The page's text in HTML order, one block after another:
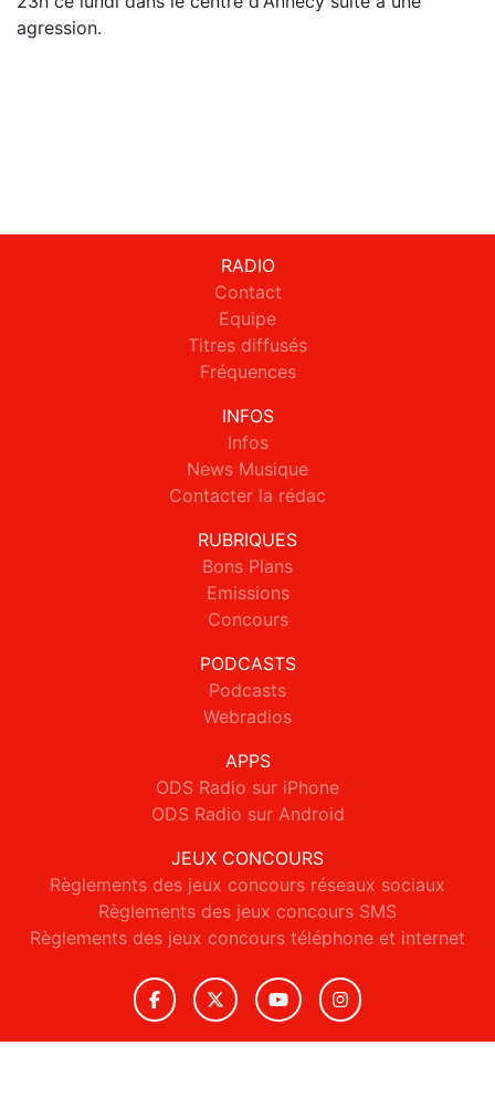
agression.
RADIO
Contact
Equipe
Titres diffusés
Fréquences
INFOS
Infos
News Musique
Contacter la rédac
RUBRIQUES
Bons Plans
Emissions
Concours
PODCASTS
Podcasts
Webradios
APPS
ODS Radio sur iPhone
ODS Radio sur Android
JEUX CONCOURS
Règlements des jeux concours réseaux sociaux
Règlements des jeux concours SMS
Règlements des jeux concours téléphone et internet